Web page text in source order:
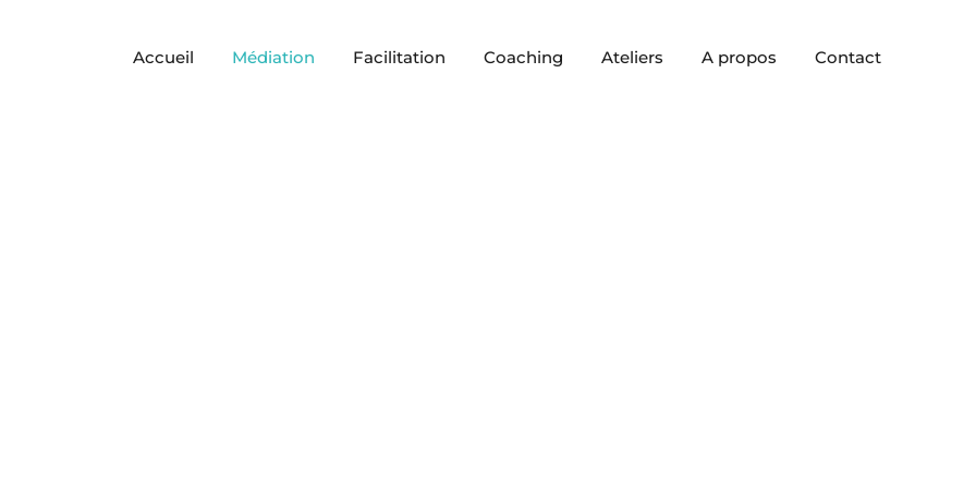
Accueil Médiation Facilitation Coaching Ateliers A propos Contact